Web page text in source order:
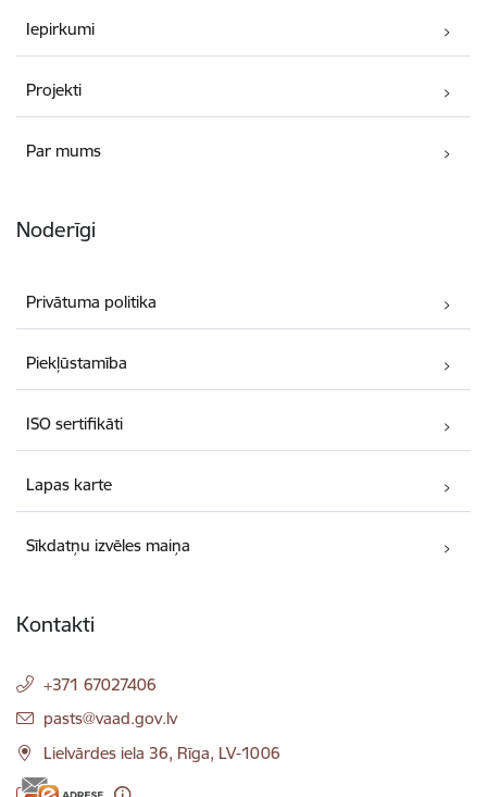
Iepirkumi
Projekti
Par mums
Noderīgi
Privātuma politika
Piekļūstamība
ISO sertifikāti
Lapas karte
Sīkdatņu izvēles maiņa
Kontakti
+371 67027406
E-pasts:
pasts@vaad.gov.lv
Lielvārdes iela 36, Rīga, LV-1006